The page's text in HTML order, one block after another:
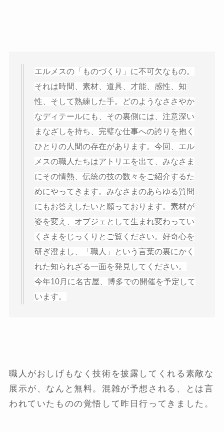
エルメスの「ものづくり」に不可欠なもの。
それは時間、素材、道具、才能、感性、知
性、そして熟練した手。どのようなささやか
なディテールにも、その裏側には、注意深い
まなざしを持ち、完璧な仕事への誇りを抱く
ひとりの人間の存在があります。今回、エル
メスの職人たちはアトリエを出て、みなさま
にその情熱、伝統の技の数々をご紹介するた
めにやってきます。みなさまのあらゆる質問
にもお答えしたいと願っております。素材が
姿を変え、オブジェとして生まれ変わってい
くさまをじっくりとご覧ください。好奇心を
研ぎ澄まし、「職人」という言葉の裏にかく
れた知られざる一面を発見してください。
今年10月に名古屋、博多での開催を予定して
います。
職人がおしげもなく技術を披露してくれる素敵な
展示が、なんと無料。混雑が予想される、とは言
われていたものの覚悟して昨日行ってきました。